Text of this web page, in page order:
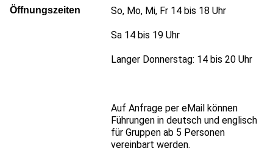
Öffnungszeiten So, Mo, Mi, Fr 14 bis 18 Uhr
Sa 14 bis 19 Uhr
Langer Donnerstag: 14 bis 20 Uhr
Auf Anfrage per eMail können
Führungen in deutsch und englisch
für Gruppen ab 5 Personen
vereinbart werden.